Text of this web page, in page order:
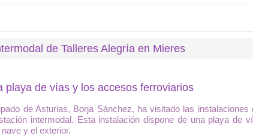
de Talleres Alegría en Mieres
playa de vías y los accesos ferroviarios
de Asturias, Borja Sánchez, ha visitado las instalaciones
intermodal. Esta instalación dispone de una playa de
y el exterior.